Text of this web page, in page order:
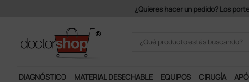
Únete al programa Ds Plus y podrás
DIAGNÓSTICO MATERIAL DESECHABLE EQUIPOS CIRUGÍA